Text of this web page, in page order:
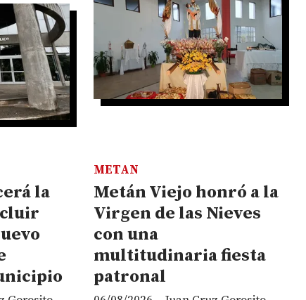
la
Metán Viejo honró a la
Virgen de las Nieves
con una
multitudinaria fiesta
patronal
METAN